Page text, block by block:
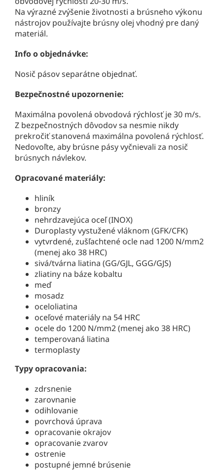
Na výrazné zvýšenie životnosti a brúsneho výkonu
nástrojov používajte brúsny olej vhodný pre daný
materiál.
Info o objednávke:
Nosič pásov separátne objednať.
Bezpečnostné upozornenie:
Maximálna povolená obvodová rýchlosť je 30 m/s.
Z bezpečnostných dôvodov sa nesmie nikdy
prekročiť stanovená maximálna povolená rýchlosť.
Nedovoľte, aby brúsne pásy vyčnievali za nosič
brúsnych návlekov.
Opracované materiály:
hliník
bronzy
nehrdzavejúca oceľ (INOX)
Duroplasty vystužené vláknom (GFK/CFK)
vytvrdené, zušľachtené ocle nad 1200 N/mm2
(menej ako 38 HRC)
sivá/tvárna liatina (GG/GJL, GGG/GJS)
zliatiny na báze kobaltu
meď
mosadz
oceloliatina
oceľové materiály na 54 HRC
ocele do 1200 N/mm2 (menej ako 38 HRC)
temperovaná liatina
termoplasty
Typy opracovania:
zdrsnenie
zarovnanie
odihlovanie
povrchová úprava
opracovanie okrajov
opracovanie zvarov
ostrenie
postupné jemné brúsenie